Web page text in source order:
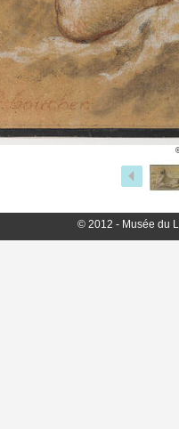
© 2012 - Musée du